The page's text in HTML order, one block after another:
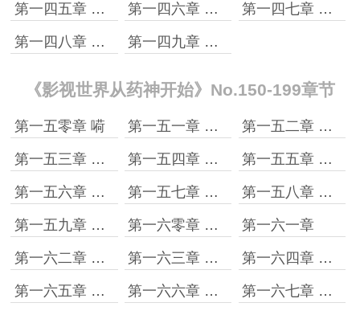
第一四五章 伍媚 第一四六章 利诱 第一四七章 杨紫曦怎么没动静
第一四八章 我拿你当兄弟 第一四九章 呕他一脸
《影视世界从药神开始》No.150-199章节
第一五零章 嗬 第一五一章 爱？很重要么 第一五二章 昨天就离职了
第一五三章 跟着王哥干 第一五四章 不欢而散 第一五五章 发了脾气谁来哄
第一五六章 真他妈恶心 第一五七章 提醒 第一五八章 去是不去
第一五九章 怎么选择才重要 第一六零章 怕后悔 第一六一章
第一六二章 是真馋呐 第一六三章 小测试 第一六四章 林夏
第一六五章 偶遇程锋 第一六六章 闭眼跳跃胡容强 第一六七章 伸手欲言程胜恩